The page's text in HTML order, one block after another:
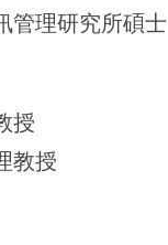
管理研究所碩士
授
教授